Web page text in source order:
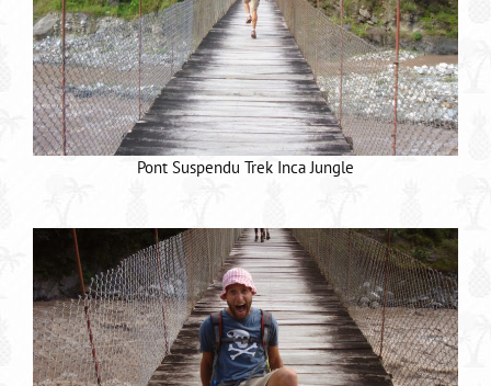
Pont Suspendu Trek Inca Jungle